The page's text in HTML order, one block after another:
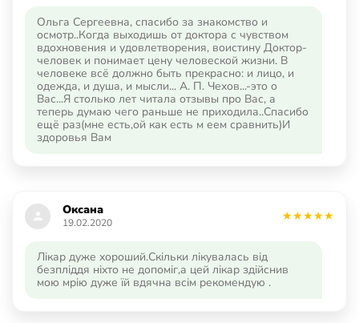
Ольга Сергеевна, спасибо за знакомство и
осмотр..Когда выходишь от доктора с чувством
вдохновения и удовлетворения, воистину Доктор-
человек и понимает цену человеской жизни. В
человеке всё должно быть прекрасно: и лицо, и
одежда, и душа, и мысли... А. П. Чехов...-это о
Вас...Я столько лет читала отзывы про Вас, а
теперь думаю чего раньше не приходила..Спасибо
ещё раз(мне есть,ой как есть м еем сравнить)И
здоровья Вам
Лікар дуже хороший.Скільки лікувалась від
безпліддя ніхто не допоміг,а цей лікар здійснив
мою мрію дуже їй вдячна всім рекомендую .
19.02.2020
Оксана